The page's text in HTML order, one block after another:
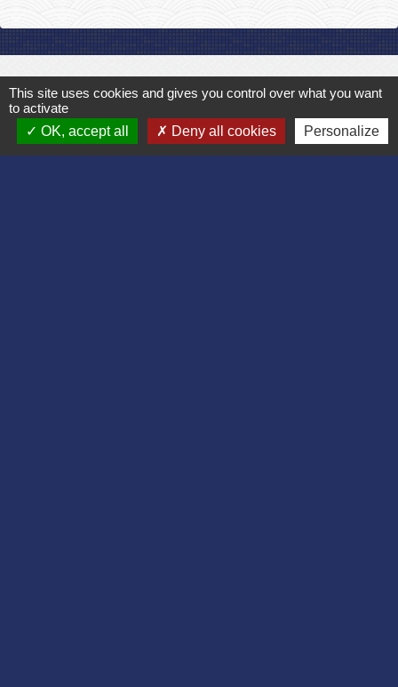
Contact
Commune de Bruyères et Montbérault
Place du Général de Gaulle
This site uses cookies and gives you control over what you want
to activate
OK, accept all
Deny all cookies Personalize